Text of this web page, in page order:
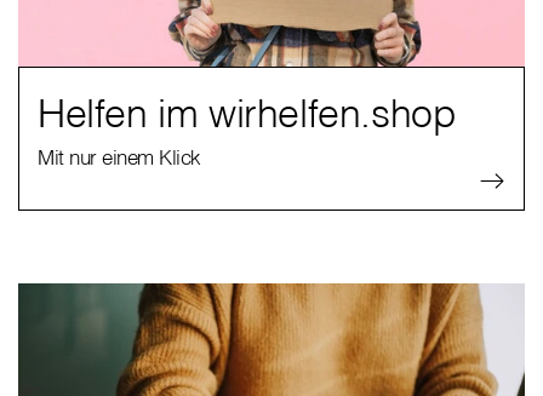
Helfen im wirhelfen.shop
Mit nur einem Klick